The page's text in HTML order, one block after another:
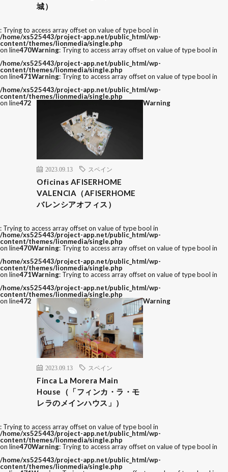
城）
: Trying to access array offset on value of type bool in
/home/xs525443/project-app.net/public_html/wp-
content/themes/lionmedia/single.php
on line470Warning: Trying to access array offset on value of type bool in
/home/xs525443/project-app.net/public_html/wp-
content/themes/lionmedia/single.php
on line471Warning: Trying to access array offset on value of type bool in
/home/xs525443/project-app.net/public_html/wp-
content/themes/lionmedia/single.php
on line472
2023.09.13 スペイン
Oficinas AFISERHOME
VALENCIA（AFISERHOME
バレンシアオフィス）
Warning
: Trying to access array offset on value of type bool in
/home/xs525443/project-app.net/public_html/wp-
content/themes/lionmedia/single.php
on line470Warning: Trying to access array offset on value of type bool in
/home/xs525443/project-app.net/public_html/wp-
content/themes/lionmedia/single.php
on line471Warning: Trying to access array offset on value of type bool in
/home/xs525443/project-app.net/public_html/wp-
content/themes/lionmedia/single.php
on line472
2023.09.13 スペイン
Finca La Morera Main
House（「フィンカ・ラ・モ
レラのメインハウス」）
Warning
: Trying to access array offset on value of type bool in
/home/xs525443/project-app.net/public_html/wp-
content/themes/lionmedia/single.php
on line470Warning: Trying to access array offset on value of type bool in
/home/xs525443/project-app.net/public_html/wp-
content/themes/lionmedia/single.php